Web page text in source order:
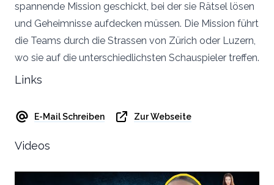
spannende Mission geschickt, bei der sie Rätsel lösen
und Geheimnisse aufdecken müssen. Die Mission führt
die Teams durch die Strassen von Zürich oder Luzern,
wo sie auf die unterschiedlichsten Schauspieler treffen.
Links
E-Mail Schreiben Zur Webseite
Videos